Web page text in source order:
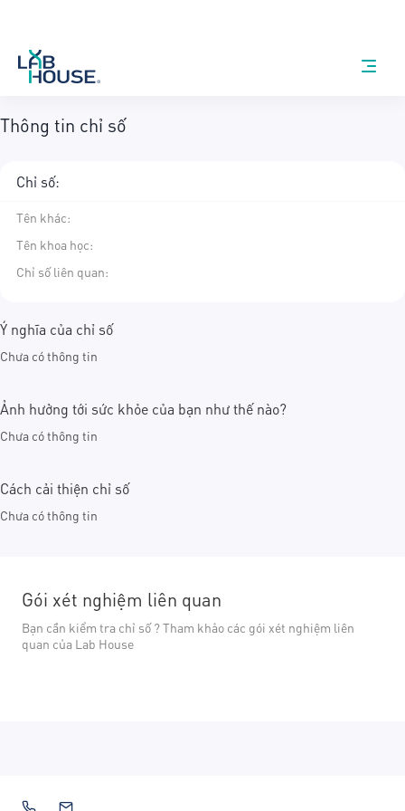
Thông tin chỉ số
Chỉ số:
Tên khác:
Tên khoa học:
Chỉ số liên quan:
Ý nghĩa của chỉ số
Chưa có thông tin
Ảnh hưởng tới sức khỏe của bạn như thế nào?
Chưa có thông tin
Cách cải thiện chỉ số
Chưa có thông tin
Gói xét nghiệm liên quan
Bạn cần kiểm tra chỉ số ? Tham khảo các gói xét nghiệm liên
quan của Lab House